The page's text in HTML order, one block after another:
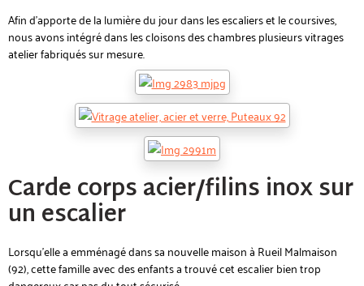
Afin d'apporte de la lumière du jour dans les escaliers et le coursives,
nous avons intégré dans les cloisons des chambres plusieurs vitrages
atelier fabriqués sur mesure.
Carde corps acier/filins inox sur
un escalier
Lorsqu'elle a emménagé dans sa nouvelle maison à Rueil Malmaison
(92), cette famille avec des enfants a trouvé cet escalier bien trop